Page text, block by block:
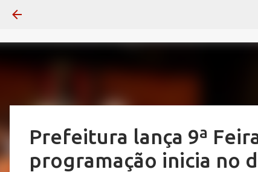
Prefeitura lança 9ª
programação inicia no